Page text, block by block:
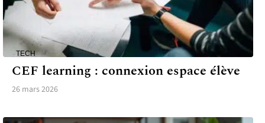
TECH
CEF learning : connexion espace élève
26 mars 2026